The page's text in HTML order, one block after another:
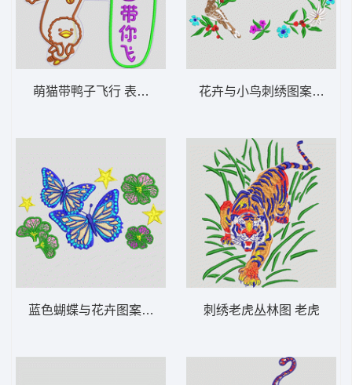
萌猫带鸭子飞行 表情包 卡通
蓝色蝴蝶与花卉图案 蝴蝶
花卉与小鸟刺绣图案 鸟
刺绣老虎丛林图 老虎